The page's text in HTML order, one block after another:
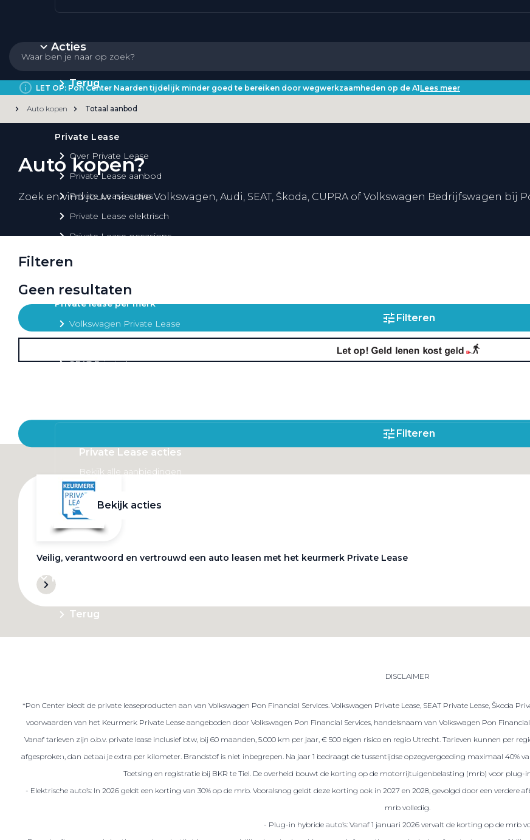
Acties
Terug
Private Lease
Over Private Lease
Private Lease aanbod
Private Lease acties
Private Lease elektrisch
Private Lease occasions
Private lease per merk
Volkswagen Private Lease
SEAT Private Lease
Private Lease acties
Bekijk alle aanbiedingen
Bekijk acties
Private Lease
Terug
Leasevormen
Lease acties
LET OP: Pon Center Naarden tijdelijk minder goed te bereiken door wegwerkzaamheden op de A1Lees meer
Auto kopen Totaal aanbod
Auto kopen?
Zoek en vind jouw nieuwe Volkswagen, Audi, SEAT, Škoda, CUPRA of Volkswagen Bedrijfswagen bij
Filteren
Geen resultaten
Filteren
Filteren
Veilig, verantwoord en vertrouwd een auto leasen met het keurmerk Private Lease
DISCLAIMER
*Pon Center biedt de private leaseproducten aan van Volkswagen Pon Financial Services. Volkswagen Private Lease, SEAT Private Lease, Škoda
voorwaarden van het Keurmerk Private Lease aangeboden door Volkswagen Pon Financial Services, handelsnaam van Volkswagen Pon
Vanaf tarieven zijn o.b.v. private lease inclusief btw, bij 60 maanden, 5.000 km per jaar, € 500 eigen risico en regio Utrecht. Tarieven kunnen per
afgesproken, dan betaal je extra per kilometer. Brandstof is niet inbegrepen. Na jaar 1 bedraagt de tussentijdse opzegvergoeding maximaal 40%
Toetsing en registratie bij BKR te Tiel. De overheid bouwt de korting op de motorrijtuigenbelasting (mrb) voor plug-
- Elektrische auto’s: In 2026 geldt een korting van 30% op de mrb. Vooralsnog geldt deze korting ook in 2027 en 2028, gevolgd door een verdere
mrb volledig.
- Plug-in hybride auto’s: Vanaf 1 januari 2026 vervalt de korting op de mrb